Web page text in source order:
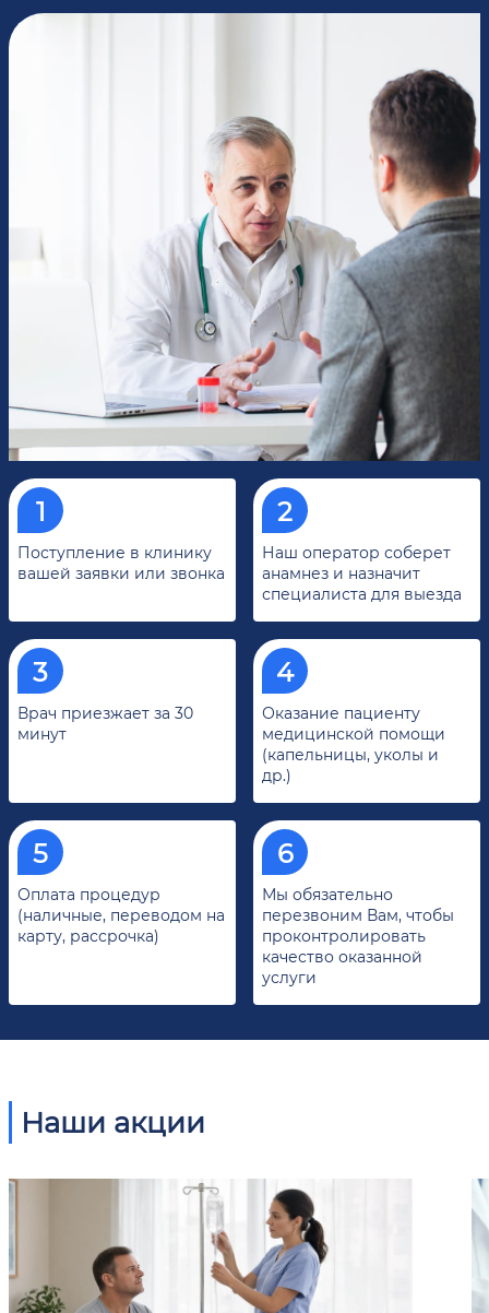
Поступление в клинику
вашей заявки или звонка
Наш оператор соберет
анамнез и назначит
специалиста для выезда
Врач приезжает за 30
минут
Оказание пациенту
медицинской помощи
(капельницы, уколы и
др.)
Оплата процедур
(наличные, переводом на
карту, рассрочка)
Мы обязательно
перезвоним Вам, чтобы
проконтролировать
качество оказанной
услуги
Наши акции